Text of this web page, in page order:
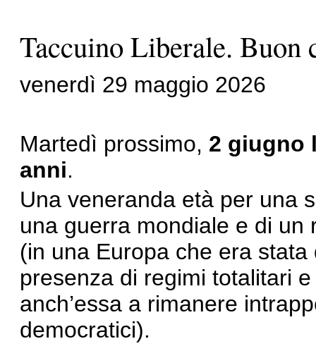
Taccuino Liberale. Buon
venerdì 29 maggio 2026
Martedì prossimo, 2 giugno
anni.
Una veneranda età per una
una guerra mondiale e di
(in una Europa che era stata
presenza di regimi totalitari
anch’essa a rimanere
democratici).